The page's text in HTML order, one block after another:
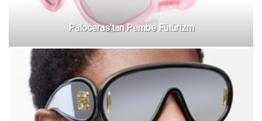
Paloceras’tan Pembe Fütürizm